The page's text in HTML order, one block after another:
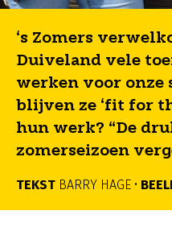
‘s Zomers
Duiveland vele
werken voor onze
blijven ze ‘fit for
hun werk? “De
zomerseizoen
TEKST BARRY HAGE •